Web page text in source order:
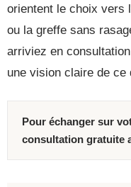
orientent le choix vers
ou la greffe sans
arriviez en
une vision claire de ce
Pour échanger sur
consultation gratuite